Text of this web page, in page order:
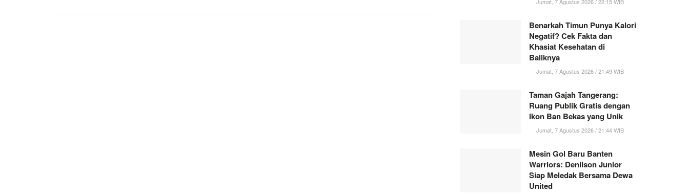
Benarkah Timun Punya Kalori
Negatif? Cek Fakta dan
Khasiat Kesehatan di
Baliknya
Jumat, 7 Agustus 2026 / 21:49 WIB
Taman Gajah Tangerang:
Ruang Publik Gratis dengan
Ikon Ban Bekas yang Unik
Jumat, 7 Agustus 2026 / 21:44 WIB
Mesin Gol Baru Banten
Warriors: Denilson Junior
Siap Meledak Bersama Dewa
United